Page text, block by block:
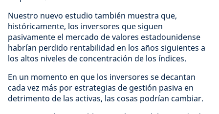
Nuestro nuevo estudio también muestra que,
históricamente, los inversores que siguen
pasivamente el mercado de valores estadounidense
habrían perdido rentabilidad en los años siguientes a
los altos niveles de concentración de los índices.
En un momento en que los inversores se decantan
cada vez más por estrategias de gestión pasiva en
detrimento de las activas, las cosas podrían cambiar.